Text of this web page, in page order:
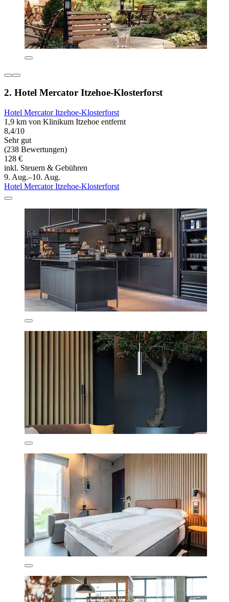
2. Hotel Mercator Itzehoe-Klosterforst
Hotel Mercator Itzehoe-Klosterforst
1,9 km von Klinikum Itzehoe entfernt
8,4/10
Sehr gut
(238 Bewertungen)
128 €
inkl. Steuern & Gebühren
9. Aug.–10. Aug.
Hotel Mercator Itzehoe-Klosterforst